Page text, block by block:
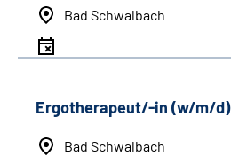
Bad Schwalbach
Ergotherapeut/-in (w/m/d)
Bad Schwalbach